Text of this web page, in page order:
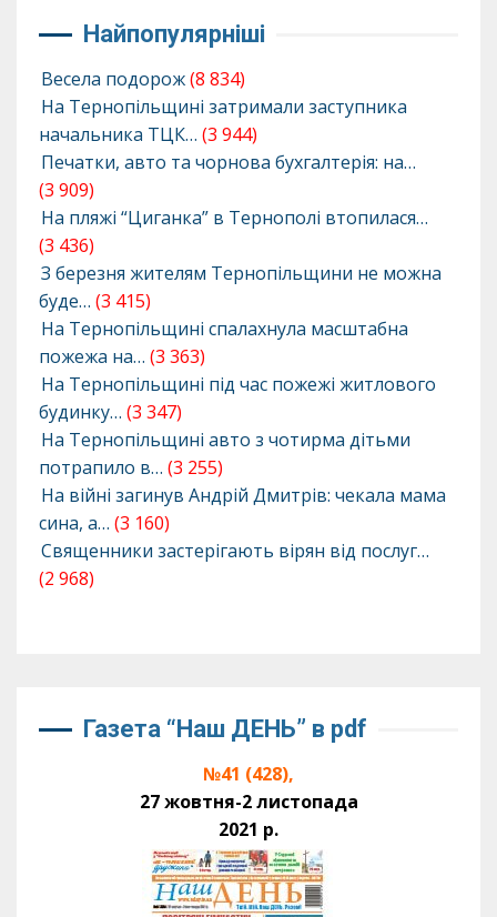
Найпопулярніші
Весела подорож(8 834)
На Тернопільщині затримали заступника
начальника ТЦК… (3 944)
Печатки, авто та чорнова бухгалтерія: на…
(3 909)
На пляжі “Циганка” в Тернополі втопилася…
(3 436)
З березня жителям Тернопільщини не можна
буде… (3 415)
На Тернопільщині спалахнула масштабна
пожежа на… (3 363)
На Тернопільщині під час пожежі житлового
будинку… (3 347)
На Тернопільщині авто з чотирма дітьми
потрапило в… (3 255)
На війні загинув Андрій Дмитрів: чекала мама
сина, а… (3 160)
Священники застерігають вірян від послуг…
(2 968)
Газета “Наш ДЕНЬ” в pdf
№41 (428),
27 жовтня-2 листопада
2021 р.